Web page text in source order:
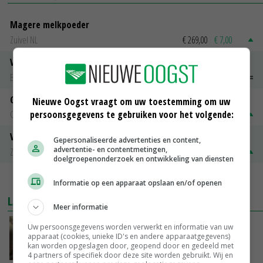
Magere melkpoeder
Zuivel NL
€ 269,00 € 7,00
Vleeskuikens 2001-2600 gr
Barneveld
€ 1,09
Gerst
Groningen
€ 197,00 € 2,00
Volle melkpoeder
Zuivel NL
MEER MARKTPRIJZEN
LAATSTE NIEUWS
‘Samenwerking A-ware en Amalthea gaat
zorgen voor meer balans’
VANDAAG, 16:01
Nieuwe Oogst vraagt om uw toestemming om uw
persoonsgegevens te gebruiken voor het volgende:
Gepersonaliseerde advertenties en content,
advertentie- en contentmetingen,
doelgroepenonderzoek en ontwikkeling van diensten
Informatie op een apparaat opslaan en/of openen
Meer informatie
Uw persoonsgegevens worden verwerkt en informatie van uw
apparaat (cookies, unieke ID's en andere apparaatgegevens)
kan worden opgeslagen door, geopend door en gedeeld met
4 partners of specifiek door deze site worden gebruikt. Wij en